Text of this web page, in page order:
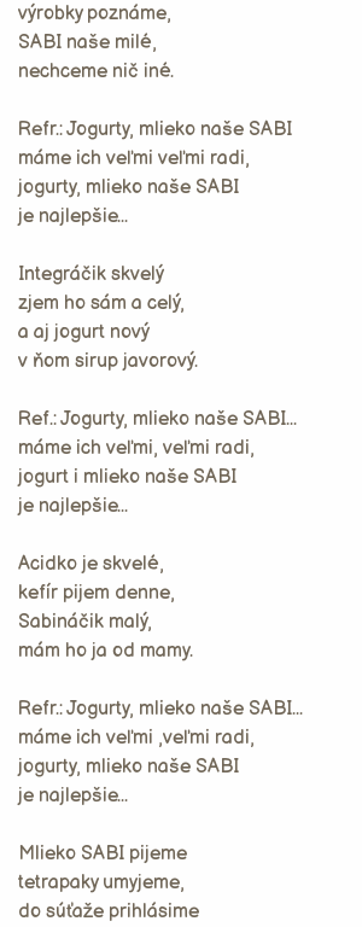
výrobky poznáme,
SABI naše milé,
nechceme nič iné.
Refr.: Jogurty, mlieko naše SABI
máme ich veľmi veľmi radi,
jogurty, mlieko naše SABI
je najlepšie...
Integráčik skvelý
zjem ho sám a celý,
a aj jogurt nový
v ňom sirup javorový.
Ref.: Jogurty, mlieko naše SABI...
máme ich veľmi, veľmi radi,
jogurt i mlieko naše SABI
je najlepšie...
Acidko je skvelé,
kefír pijem denne,
Sabináčik malý,
mám ho ja od mamy.
Refr.: Jogurty, mlieko naše SABI...
máme ich veľmi ,veľmi radi,
jogurty, mlieko naše SABI
je najlepšie...
Mlieko SABI pijeme
tetrapaky umyjeme,
do súťaže prihlásime